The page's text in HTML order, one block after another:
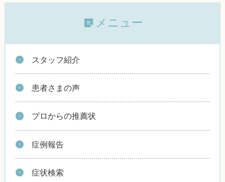
メニュー
スタッフ紹介
患者さまの声
プロからの推薦状
症例報告
症状検索